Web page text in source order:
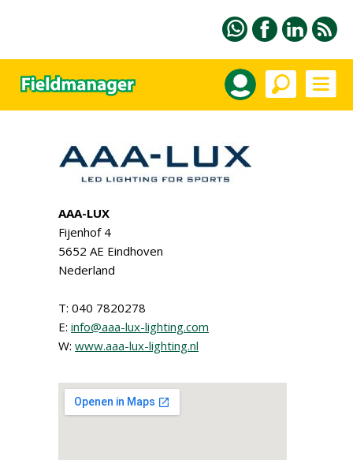
AAA-LUX
Fijenhof 4
5652 AE Eindhoven
Nederland
T: 040 7820278
E: info@aaa-lux-lighting.com
W: www.aaa-lux-lighting.nl